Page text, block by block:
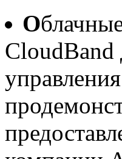
О
CloudBand